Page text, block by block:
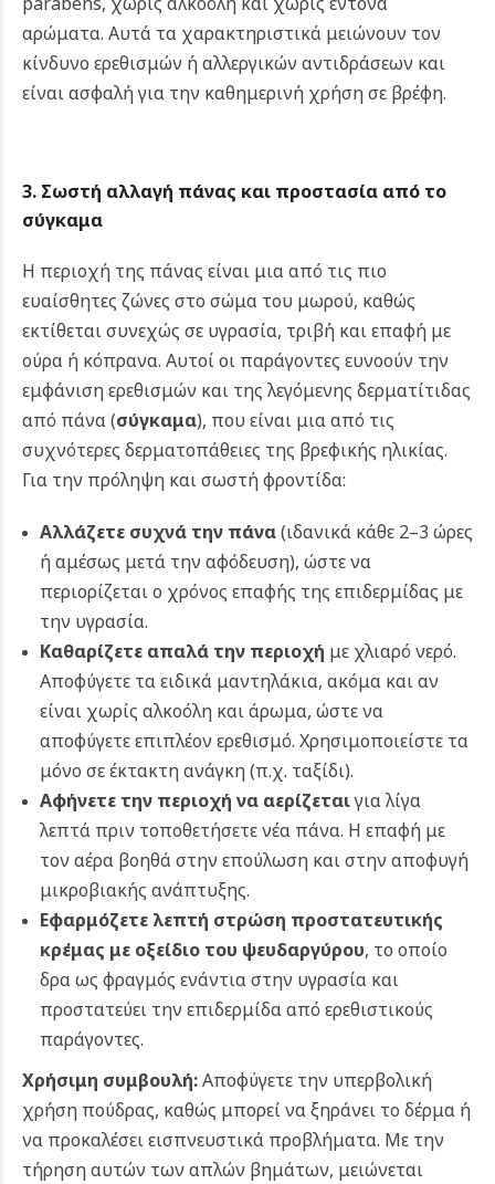
αρώματα. Αυτά τα χαρακτηριστικά μειώνουν τον
κίνδυνο ερεθισμών ή αλλεργικών αντιδράσεων και
είναι ασφαλή για την καθημερινή χρήση σε βρέφη.
3. Σωστή αλλαγή πάνας και προστασία από το
σύγκαμα
Η περιοχή της πάνας είναι μια από τις πιο
ευαίσθητες ζώνες στο σώμα του μωρού, καθώς
εκτίθεται συνεχώς σε υγρασία, τριβή και επαφή με
ούρα ή κόπρανα. Αυτοί οι παράγοντες ευνοούν την
εμφάνιση ερεθισμών και της λεγόμενης δερματίτιδας
από πάνα (σύγκαμα), που είναι μια από τις
συχνότερες δερματοπάθειες της βρεφικής ηλικίας.
Για την πρόληψη και σωστή φροντίδα:
Αλλάζετε συχνά την πάνα(ιδανικά κάθε 2–3 ώρες
ή αμέσως μετά την αφόδευση), ώστε να
περιορίζεται ο χρόνος επαφής της επιδερμίδας με
την υγρασία.
Καθαρίζετε απαλά την περιοχή με χλιαρό νερό.
Αποφύγετε τα ειδικά μαντηλάκια, ακόμα και αν
είναι χωρίς αλκοόλη και άρωμα, ώστε να
αποφύγετε επιπλέον ερεθισμό. Χρησιμοποιείστε τα
μόνο σε έκτακτη ανάγκη (π.χ. ταξίδι).
Αφήνετε την περιοχή να αερίζεταιγια λίγα
λεπτά πριν τοποθετήσετε νέα πάνα. Η επαφή με
τον αέρα βοηθά στην επούλωση και στην αποφυγή
μικροβιακής ανάπτυξης.
Εφαρμόζετε λεπτή στρώση προστατευτικής
κρέμας με οξείδιο του ψευδαργύρου, το οποίο
δρα ως φραγμός ενάντια στην υγρασία και
προστατεύει την επιδερμίδα από ερεθιστικούς
παράγοντες.
Χρήσιμη συμβουλή:Αποφύγετε την υπερβολική
χρήση πούδρας, καθώς μπορεί να ξηράνει το δέρμα ή
να προκαλέσει εισπνευστικά προβλήματα. Με την
τήρηση αυτών των απλών βημάτων, μειώνεται